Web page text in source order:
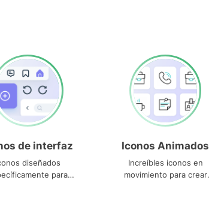
de interfaz
diseñados
para
Iconos Animados
Increíbles iconos en
movimiento para crear